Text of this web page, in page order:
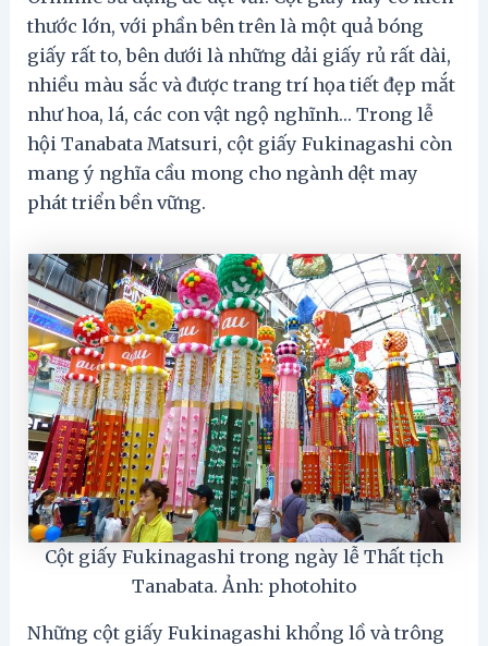
thước lớn, với phần bên trên là một quả bóng
giấy rất to, bên dưới là những dải giấy rủ rất dài,
nhiều màu sắc và được trang trí họa tiết đẹp mắt
như hoa, lá, các con vật ngộ nghĩnh… Trong lễ
hội Tanabata Matsuri, cột giấy Fukinagashi còn
mang ý nghĩa cầu mong cho ngành dệt may
phát triển bền vững.
Cột giấy Fukinagashi trong ngày lễ Thất tịch
Tanabata. Ảnh: photohito
Những cột giấy Fukinagashi khổng lồ và trông